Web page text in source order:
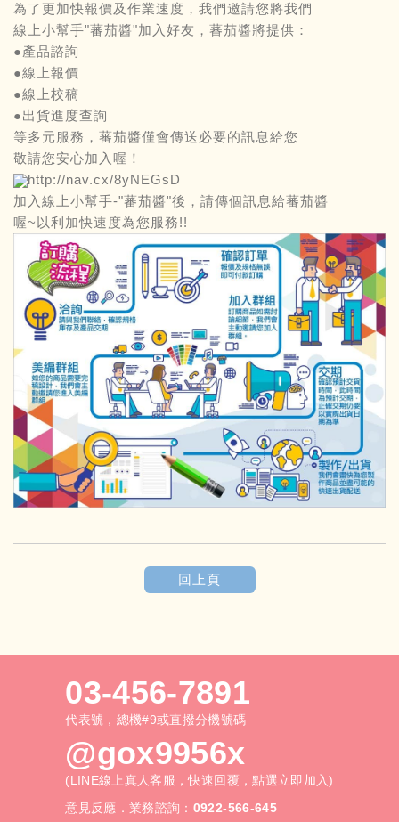
為了更加快報價及作業速度，我們邀請您將我們
線上小幫手"蕃茄醬"加入好友，蕃茄醬將提供：
●產品諮詢
●線上報價
●線上校稿
●出貨進度查詢
等多元服務，蕃茄醬僅會傳送必要的訊息給您
敬請您安心加入喔！
http://nav.cx/8yNEGsD
加入線上小幫手-"蕃茄醬"後，請傳個訊息給蕃茄醬
喔~以利加快速度為您服務!!
回上頁
03-456-7891
代表號，總機#9或直撥分機號碼
@gox9956x
(LINE線上真人客服，快速回覆，點選立即加入)
意見反應．業務諮詢： 0922-566-645